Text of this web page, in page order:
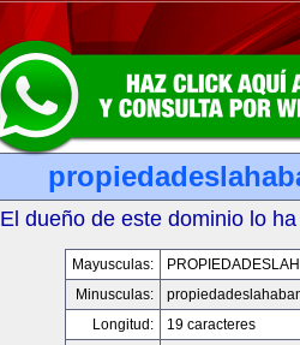
El dueño de este dominio lo
Mayusculas:
Minusculas:
Longitud:
19 caracteres